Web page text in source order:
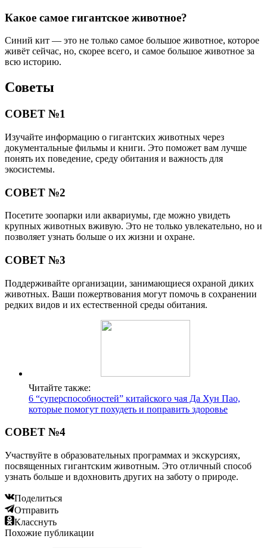
Какое самое гигантское животное?
Синий кит — это не только самое большое животное, которое
живёт сейчас, но, скорее всего, и самое большое животное за
всю историю.
Советы
СОВЕТ №1
Изучайте информацию о гигантских животных через
документальные фильмы и книги. Это поможет вам лучше
понять их поведение, среду обитания и важность для
экосистемы.
СОВЕТ №2
Посетите зоопарки или аквариумы, где можно увидеть
крупных животных вживую. Это не только увлекательно, но и
позволяет узнать больше о их жизни и охране.
СОВЕТ №3
Поддерживайте организации, занимающиеся охраной диких
животных. Ваши пожертвования могут помочь в сохранении
редких видов и их естественной среды обитания.
Читайте также:
6 “суперспособностей” китайского чая Да Хун Пао,
которые помогут похудеть и поправить здоровье
СОВЕТ №4
Участвуйте в образовательных программах и экскурсиях,
посвященных гигантским животным. Это отличный способ
узнать больше и вдохновить других на заботу о природе.
Поделиться
Отправить
Класснуть
Похожие публикации